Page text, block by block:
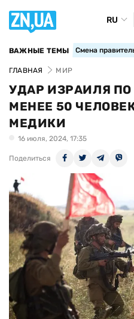
RU
ВАЖНЫЕ ТЕМЫ Смена
ГЛАВНАЯ МИР
УДАР ИЗРАИЛЯ ПО
МЕНЕЕ 50
МЕДИКИ
16 июля, 2024, 17:35
Поделиться